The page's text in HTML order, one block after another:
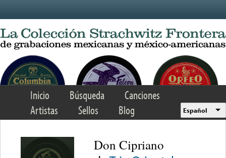
Inicio Búsqueda
Canciones
Artistas
Sellos Blog Español
Don Cipriano